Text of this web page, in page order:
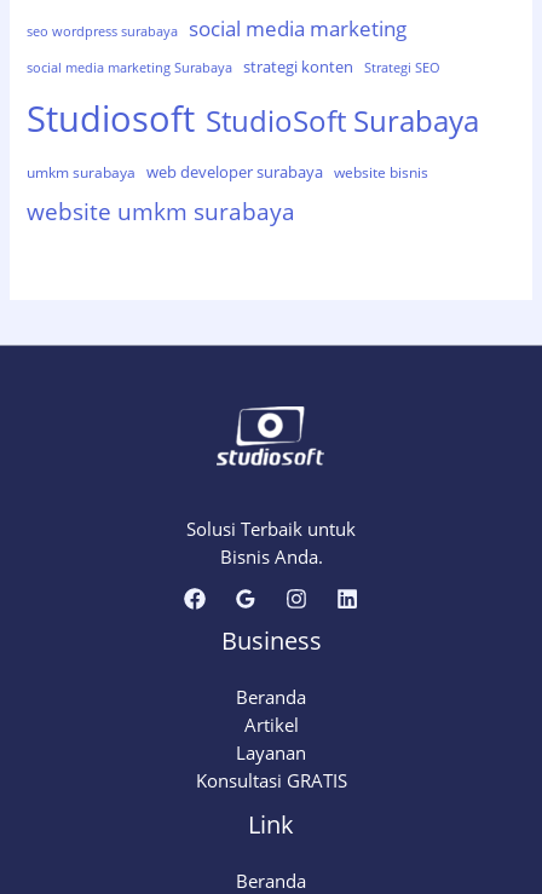
seo wordpress surabaya social media marketing
social media marketing Surabaya strategi konten Strategi SEO
Studiosoft StudioSoft Surabaya
umkm surabaya web developer surabaya website bisnis
website umkm surabaya
Solusi Terbaik untuk
Bisnis Anda.
Business
Beranda
Artikel
Layanan
Konsultasi GRATIS
Link
Beranda